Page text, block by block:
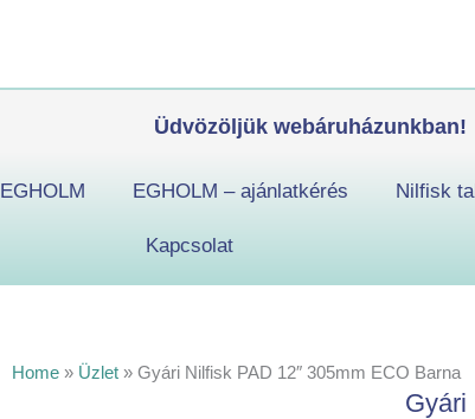
Üdvözöljük webáruházunkban!
EGHOLM EGHOLM – ajánlatkérés Nilfisk
Kapcsolat
Home » Üzlet » Gyári Nilfisk PAD 12″ 305mm ECO Barna
Gyári